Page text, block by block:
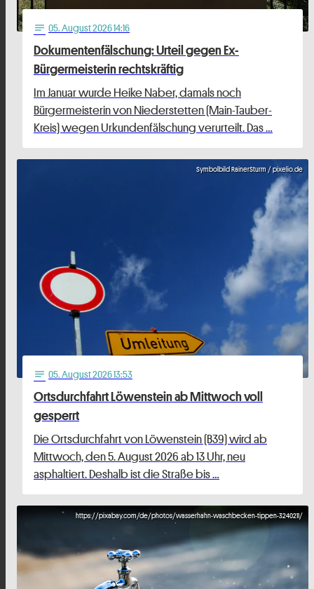
notes 05. August 2026 14:16
Dokumentenfälschung: Urteil gegen Ex-
Bürgermeisterin rechtskräftig
Im Januar wurde Heike Naber, damals noch
Bürgermeisterin von Niederstetten (Main-Tauber-
Kreis) wegen Urkundenfälschung verurteilt. Das …
Symbolbild RainerSturm / pixelio.de
notes 05. August 2026 13:53
Ortsdurchfahrt Löwenstein ab Mittwoch voll
gesperrt
Die Ortsdurchfahrt von Löwenstein (B39) wird ab
Mittwoch, den 5. August 2026 ab 13 Uhr, neu
asphaltiert. Deshalb ist die Straße bis …
https://pixabay.com/de/photos/wasserhahn-waschbecken-tippen-3240211/